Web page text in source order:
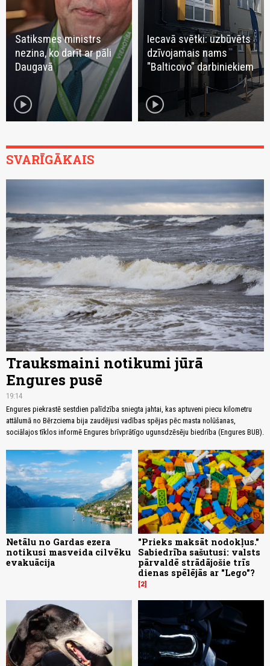
Satiksmes ministrs
nezina, ko darīt ar pāli
Daugavā
play_circle
Iecavā svētki: uzbūvēts
dzīvojamais nams
"Balticovo" darbiniekiem
play_circle
SVARĪGĀKAIS
Trauksmaini notikumi jūrā
Engures pusē
19:14
Engures piekrastē sestdien palīdzība sniegta jahtai, kas aptuveni piecu kilometru
attālumā no Bērzciema bija zaudējusi vadības spējas pēc masta nolūšanas,
sociālajos tīklos informē Engures brīvprātīgo ugunsdzēsēju biedrība (Engures BUB).
Netālu no Gardas ezera
notikusi masveida cilvēku
evakuācija
"Prieks maksāt nodokļus."
Sabiedrība sašutusi: valsts
pārvaldē strādājošie trīs
dienas spēlējās ar "Lego"?
2